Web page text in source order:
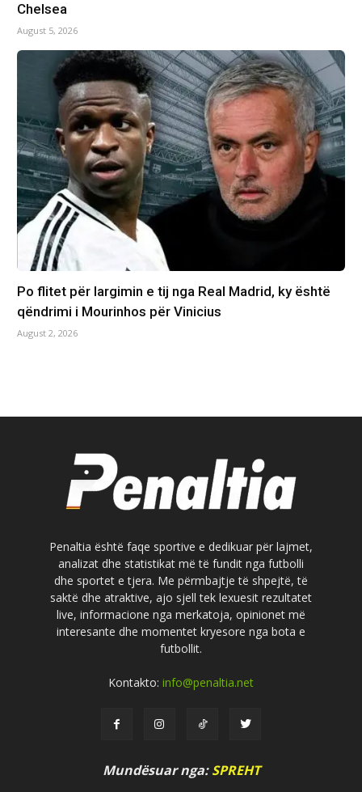
Chelsea
August 5, 2026
Po flitet për largimin e tij nga Real Madrid, ky është
qëndrimi i Mourinhos për Vinicius
August 2, 2026
Penaltia është faqe sportive e dedikuar për lajmet,
analizat dhe statistikat më të fundit nga futbolli
dhe sportet e tjera. Me përmbajtje të shpejtë, të
saktë dhe atraktive, ajo sjell tek lexuesit rezultatet
live, informacione nga merkatoja, opinionet më
interesante dhe momentet kryesore nga bota e
futbollit.
Kontakto: info@penaltia.net
Mundësuar nga:SPREHT